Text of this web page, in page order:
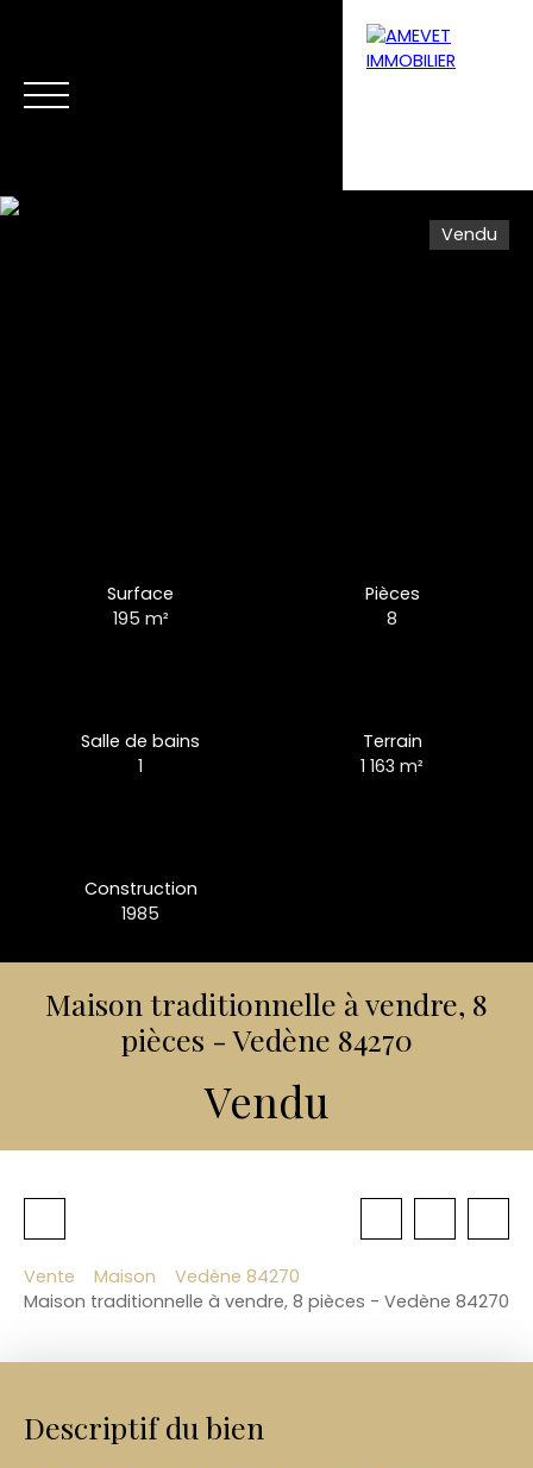
Vendu
Surface
195 m²
Pièces
8
Salle de bains
1
Terrain
1 163m²
Construction
1985
Maison traditionnelle à vendre, 8
pièces - Vedène 84270
Vendu
Vente Maison
Vedène 84270
Maison traditionnelle à vendre, 8 pièces - Vedène 84270
Descriptif du bien